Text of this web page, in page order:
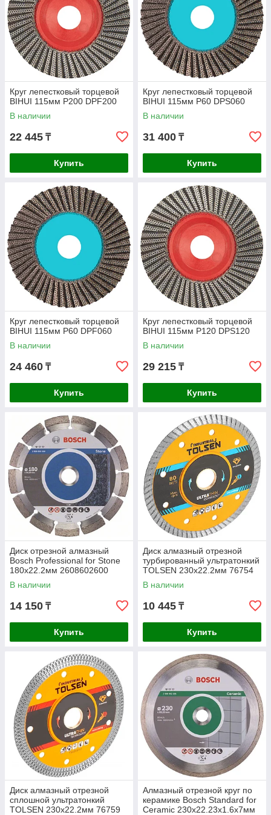
Круг лепестковый торцевой
BIHUI 115мм P200 DPF200
В наличии
22 445 ₸
Купить
Круг лепестковый торцевой
BIHUI 115мм P60 DPS060
В наличии
31 400 ₸
Купить
Круг лепестковый торцевой
BIHUI 115мм P60 DPF060
В наличии
24 460 ₸
Купить
Круг лепестковый торцевой
BIHUI 115мм P120 DPS120
В наличии
29 215 ₸
Купить
Диск отрезной алмазный
Bosch Professional for Stone
180х22.2мм 2608602600
В наличии
14 150 ₸
Купить
Диск алмазный отрезной
турбированный ультратонкий
TOLSEN 230x22.2мм 76754
В наличии
10 445 ₸
Купить
Диск алмазный отрезной
сплошной ультратонкий
TOLSEN 230x22.2мм 76759
Алмазный отрезной круг по
керамике Bosch Standard for
Ceramic 230x22.23x1.6x7мм